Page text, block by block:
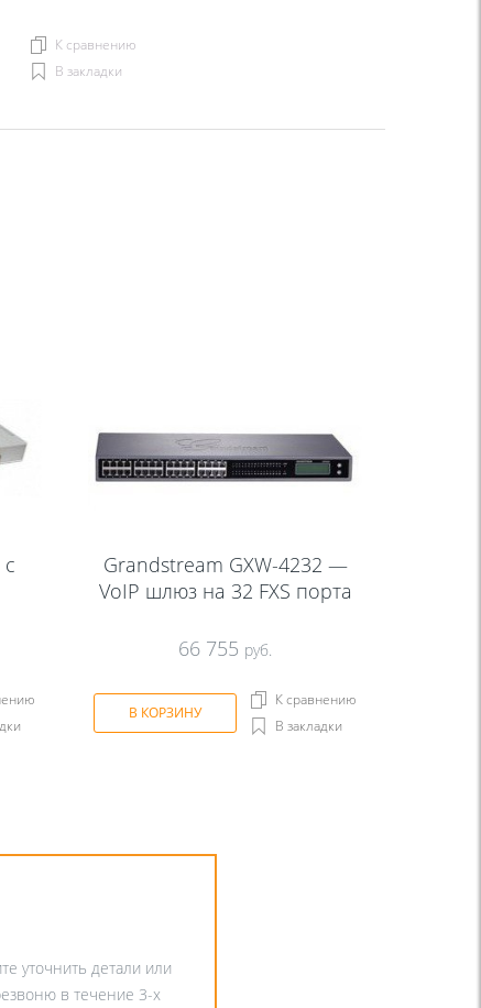
К сравнению
В закладки
Grandstream GXW-4232 —
VoIP шлюз на 32 FXS порта
66 755 руб.
В КОРЗИНУ
К сравнению
В закладки
уточнить детали или
в течение 3-х